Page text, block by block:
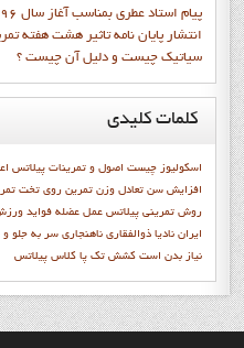
پيام استاد عطري بمناسب آغاز سال 1396
انتشار پايان نامه تاثیر هشت هفته
سیاتیک چیست و دلیل آن چیست ؟
کلماتکلیدی
اسکولیوز چیست اصول و تمرينات پيلاتس
افزایش سن تعادل وزن تمرين روي تخت
روش تمرینی پیلاتس عمل عضله فوايد
ایران نادیا ذوالفقاری ناهنجاری سر به جلو
نیاز بدن است کشش تک پا کلاس پيلاتس